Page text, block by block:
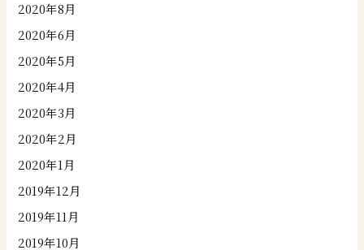
2020年8月
2020年6月
2020年5月
2020年4月
2020年3月
2020年2月
2020年1月
2019年12月
2019年11月
2019年10月